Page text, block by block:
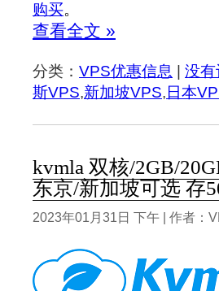
购买。
查看全文 »
分类： VPS优惠信息 | 没有
斯VPS,新加坡VPS,日本
kvmla 双核/2GB/
东京/新加坡可选 存
2023年01月31日 下午 | 作者：